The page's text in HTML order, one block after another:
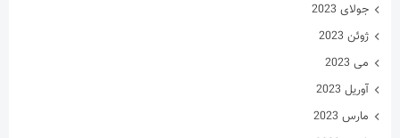
جولای 2023
ژوئن 2023
می 2023
آوریل 2023
مارس 2023